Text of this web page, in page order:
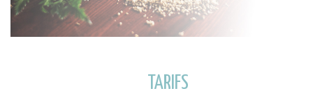
TARIFS